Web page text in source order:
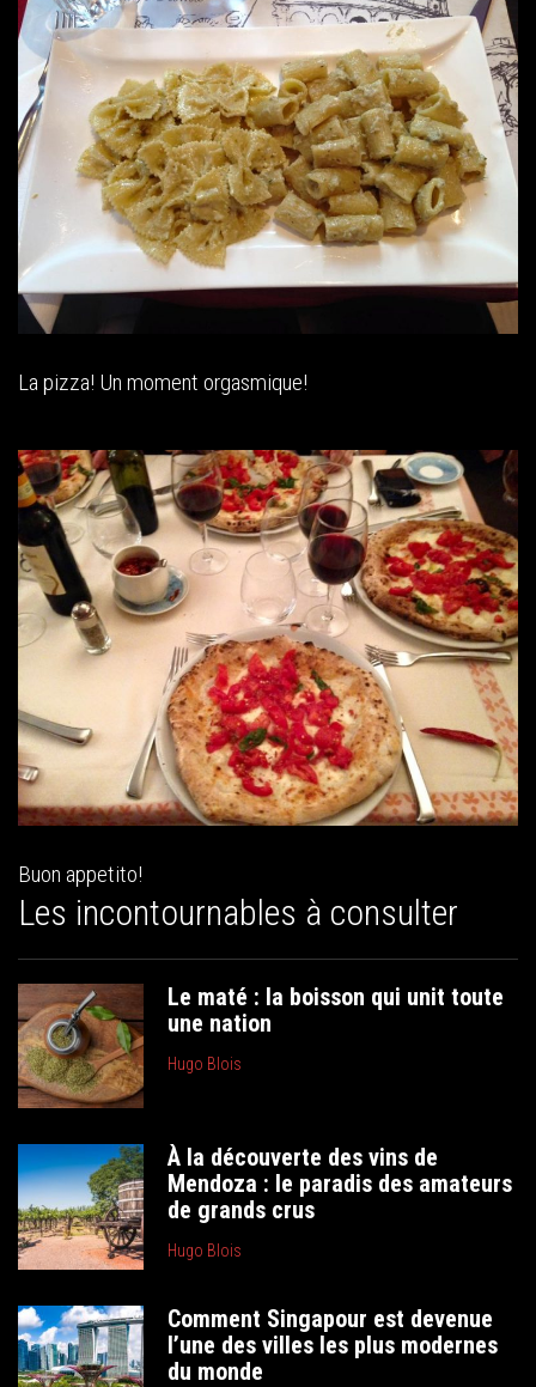
La pizza! Un moment orgasmique!
Buon appetito!
Les incontournables à consulter
Le maté : la boisson qui unit toute
une nation
Hugo Blois
À la découverte des vins de
Mendoza : le paradis des amateurs
de grands crus
Hugo Blois
Comment Singapour est devenue
l’une des villes les plus modernes
du monde